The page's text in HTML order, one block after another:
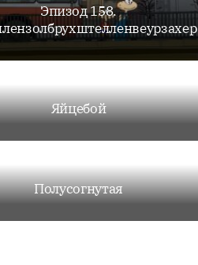
Эпизод 158.
Яйцебой
Полусогнутая